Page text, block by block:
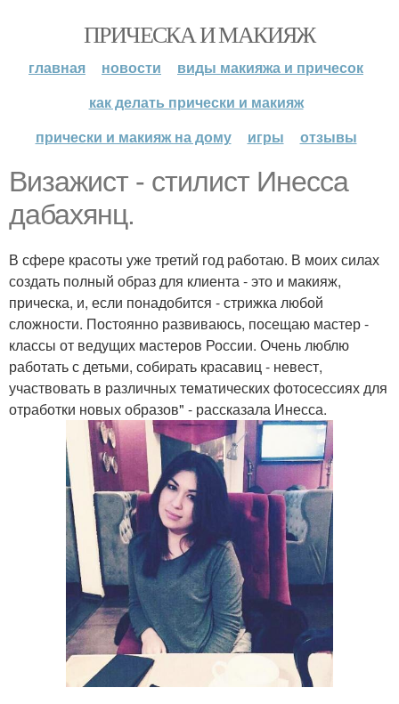
ПРИЧЕСКА И МАКИЯЖ
главная новости
виды макияжа и причесок
как делать прически и макияж
прически и макияж на дому
игры отзывы
Визажист - стилист Инесса
дабахянц.
В сфере красоты уже третий год работаю. В моих силах
создать полный образ для клиента - это и макияж,
прическа, и, если понадобится - стрижка любой
сложности. Постоянно развиваюсь, посещаю мастер -
классы от ведущих мастеров России. Очень люблю
работать с детьми, собирать красавиц - невест,
участвовать в различных тематических фотосессиях для
отработки новых образов" - рассказала Инесса.